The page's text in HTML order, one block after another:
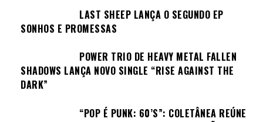
LAST SHEEP LANÇA O SEGUNDO EP
SONHOS E PROMESSAS
POWER TRIO DE HEAVY METAL FALLEN
SHADOWS LANÇA NOVO SINGLE “RISE AGAINST THE
DARK”
“POP É PUNK: 60’S”: COLETÂNEA REÚNE